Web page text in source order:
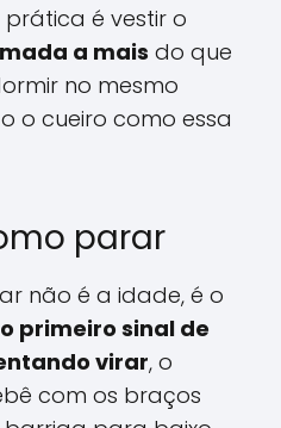
prática é vestir o
a mais do que
no mesmo
o cueiro como essa
parar
não é a idade, é o
primeiro sinal de
virar, o
com os braços